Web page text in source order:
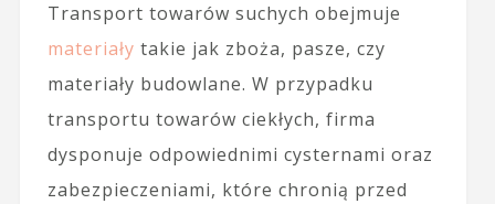
Transport towarów suchych obejmuje
materiały takie jak zboża, pasze, czy
materiały budowlane. W przypadku
transportu towarów ciekłych, firma
dysponuje odpowiednimi cysternami oraz
zabezpieczeniami, które chronią przed